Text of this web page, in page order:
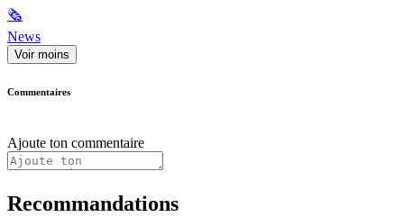
🗞
News
Voir moins
Commentaires
Ajoute ton commentaire
Recommandations